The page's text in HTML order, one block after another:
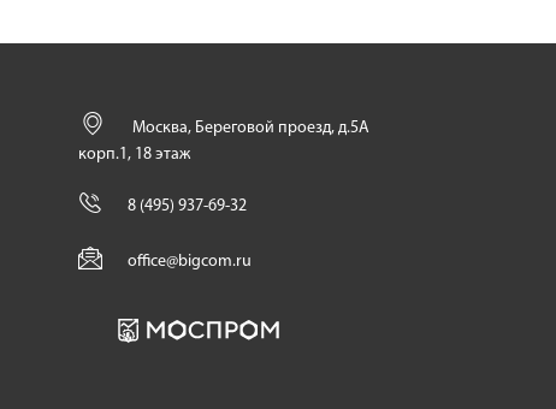
Москва, Береговой проезд, д.5А
корп.1, 18 этаж
8 (495) 937-69-32
office@bigcom.ru